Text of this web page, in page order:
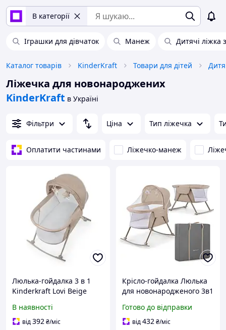
В категорії
Іграшки для дівчаток Манеж Дитячі ліжка
Каталог товарів KinderKraft Товари для дітей
Ліжечка для новонароджених
KinderKraft в Україні
Фільтри Ціна Тип ліжечка
Оплатити частинами Ліжечко-манеж
Люлька-гойдалка 3 в 1
Kinderkraft Lovi Beige
В наявності
від392₴/міс
Крісло-гойдалка Люлька
для новонародженого 3в1
москітною сіткою
Готово до відправки
від432₴/міс